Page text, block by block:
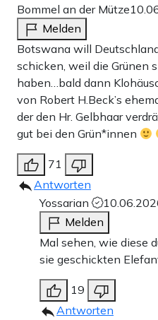
Bommel an der Mütze
Melden
Botswana will
schicken, weil die Grünen
haben…bald dann
von Robert H.Beck’s
der den Hr. Gelbhaar
gut bei den Grün*innen
71
Antworten
Yossarian
Melden
Mal sehen, wie diese
sie geschickten
19
Antworten